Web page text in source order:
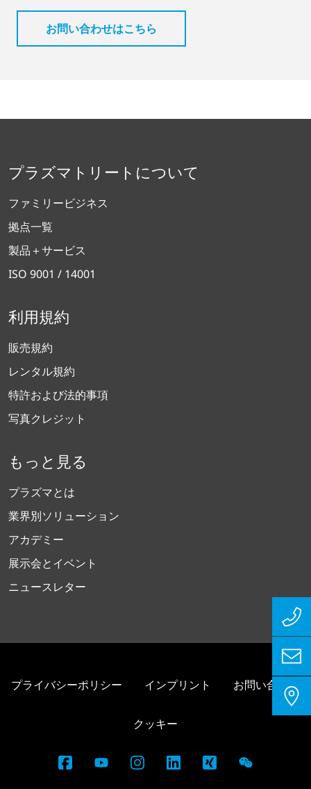
お問い合わせはこちら
プラズマトリートについて
ファミリービジネス
拠点一覧
製品＋サービス
ISO 9001 / 14001
利用規約
販売規約
レンタル規約
特許および法的事項
写真クレジット
もっと見る
プラズマとは
業界別ソリューション
アカデミー
展示会とイベント
ニュースレター
プライバシーポリシー インプリント お問い合わせ
クッキー